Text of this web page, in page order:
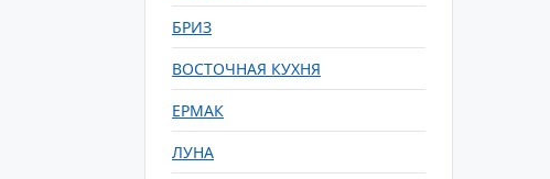
БРИЗ
ВОСТОЧНАЯ КУХНЯ
ЕРМАК
ЛУНА